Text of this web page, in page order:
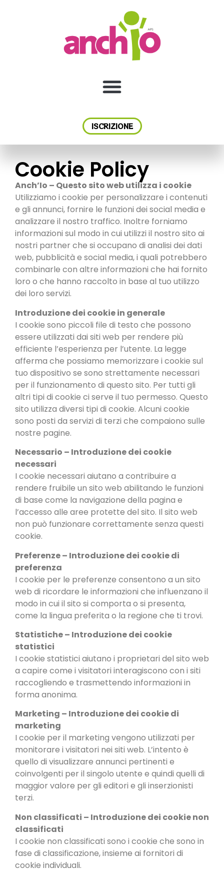
ISCRIZIONE
Cookie Policy
Anch’Io – Questo sito web utilizza i cookie
Utilizziamo i cookie per personalizzare i contenuti
e gli annunci, fornire le funzioni dei social media e
analizzare il nostro traffico. Inoltre forniamo
informazioni sul modo in cui utilizzi il nostro sito ai
nostri partner che si occupano di analisi dei dati
web, pubblicità e social media, i quali potrebbero
combinarle con altre informazioni che hai fornito
loro o che hanno raccolto in base al tuo utilizzo
dei loro servizi.
Introduzione dei cookie in generale
I cookie sono piccoli file di testo che possono
essere utilizzati dai siti web per rendere più
efficiente l’esperienza per l’utente. La legge
afferma che possiamo memorizzare i cookie sul
tuo dispositivo se sono strettamente necessari
per il funzionamento di questo sito. Per tutti gli
altri tipi di cookie ci serve il tuo permesso. Questo
sito utilizza diversi tipi di cookie. Alcuni cookie
sono posti da servizi di terzi che compaiono sulle
nostre pagine.
Necessario – Introduzione dei cookie
necessari
I cookie necessari aiutano a contribuire a
rendere fruibile un sito web abilitando le funzioni
di base come la navigazione della pagina e
l’accesso alle aree protette del sito. Il sito web
non può funzionare correttamente senza questi
cookie.
Preferenze – Introduzione dei cookie di
preferenza
I cookie per le preferenze consentono a un sito
web di ricordare le informazioni che influenzano il
modo in cui il sito si comporta o si presenta,
come la lingua preferita o la regione che ti trovi.
Statistiche – Introduzione dei cookie
statistici
I cookie statistici aiutano i proprietari del sito web
a capire come i visitatori interagiscono con i siti
raccogliendo e trasmettendo informazioni in
forma anonima.
Marketing – Introduzione dei cookie di
marketing
I cookie per il marketing vengono utilizzati per
monitorare i visitatori nei siti web. L’intento è
quello di visualizzare annunci pertinenti e
coinvolgenti per il singolo utente e quindi quelli di
maggior valore per gli editori e gli inserzionisti
terzi.
Non classificati – Introduzione dei cookie non
classificati
I cookie non classificati sono i cookie che sono in
fase di classificazione, insieme ai fornitori di
cookie individuali.